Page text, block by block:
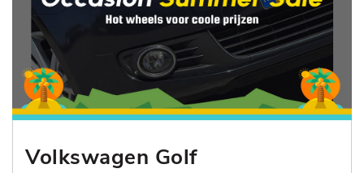
Volkswagen Golf